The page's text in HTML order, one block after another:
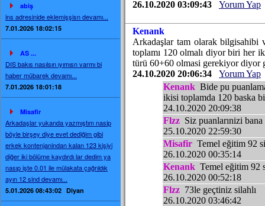
abiş
ins adresinide eklemişşisn devamı...
7.01.2026 18:02:15
AS ...
DIS bakıs nasılsın ıyımısn varmı bi
haber mübarek devamı...
7.01.2026 18:01:18
Misafir
Arkadaşlar yukarıda yazmıştım nasip
böyle birşey diye evet dediğim gibi
erkek kontenjanindan kalan 123 kişiyi
diğer iki bölüme kaydırdı lar dedim ya
nasıp işte 0.01 ile mülakata çağrıldık
ayın 12 sind devamı...
5.01.2026 08:43:02 Diyan
26.10.2020 03:09:43 Yorum Yap
Kenank
Arkadaşlar tam olarak bilgisahibi
toplamı 120 olmalı diyor biri her
türü 60+60 olmasi gerekiyor diyor
24.10.2020 20:06:34
Yorum Yap
Kenank Bide pu
ikisi toplamda 120 baska
24.10.2020 20:09:38
Flzz Siz puanlarınizi
25.10.2020 22:59:30
Misafir Temel eğitim 92
26.10.2020 00:35:14
Kenank Temel eğitim 92
26.10.2020 00:52:18
Flzz 73le geçtiniz silahlı
26.10.2020 03:46:42